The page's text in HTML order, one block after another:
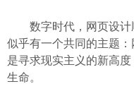
数字时代，网页设计
似乎有一个共同的主题
是寻求现实主义的新高
生命。